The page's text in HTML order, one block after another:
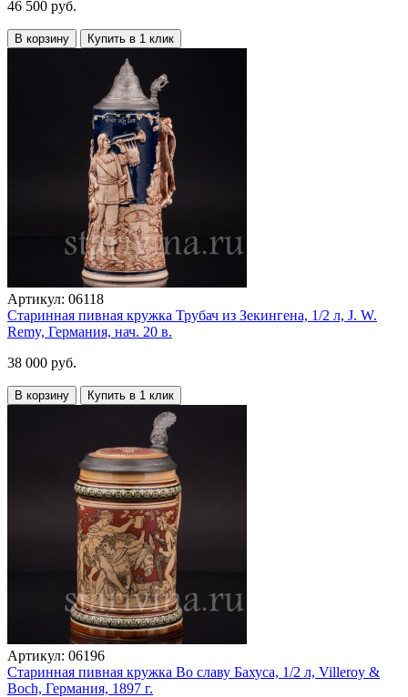
46 500 руб.
В корзину Купить в 1 клик
Артикул: 06118
Старинная пивная кружка Трубач из Зекингена, 1/2 л, J. W.
Remy, Германия, нач. 20 в.
38 000 руб.
В корзину Купить в 1 клик
Артикул: 06196
Старинная пивная кружка Во славу Бахуса, 1/2 л, Villeroy &
Boch, Германия, 1897 г.